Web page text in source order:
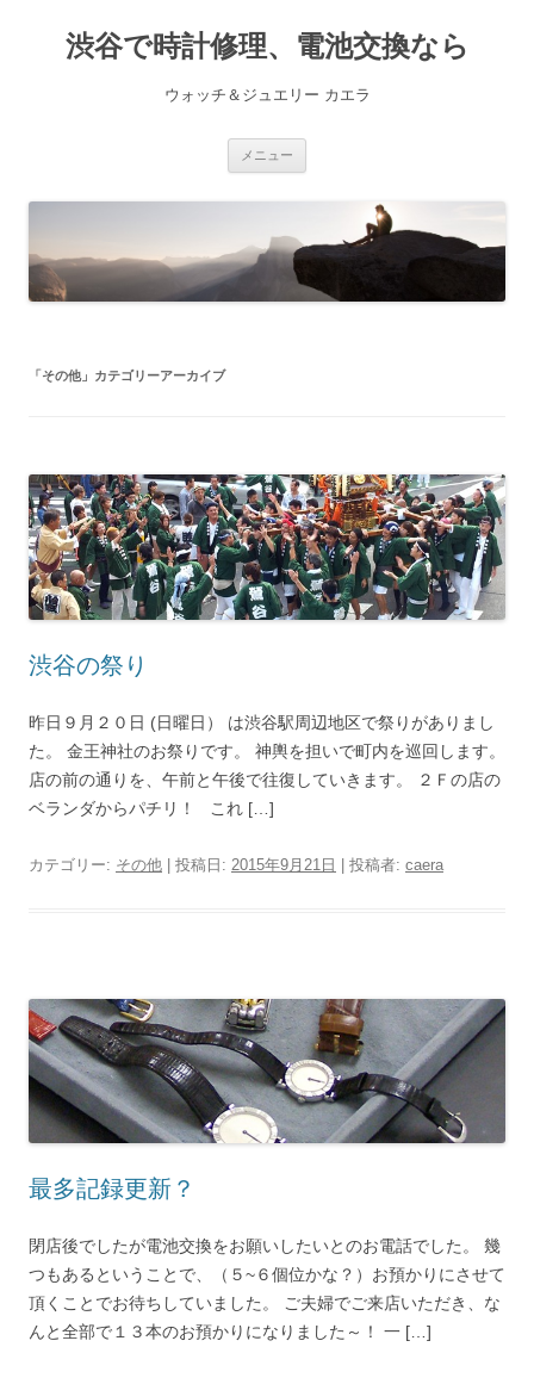
渋谷で時計修理、電池交換なら
ウォッチ＆ジュエリー カエラ
メニュー
ス
キ
プ
「その他」カテゴリーアーカイブ
渋谷の祭り
昨日９月２０日 (日曜日） は渋谷駅周辺地区で祭りがありまし
た。 金王神社のお祭りです。 神輿を担いで町内を巡回します。
店の前の通りを、午前と午後で往復していきます。 ２Ｆの店の
ベランダからパチリ！ これ […]
カテゴリー: その他 | 投稿日: 2015年9月21日 | 投稿者: caera
最多記録更新？
閉店後でしたが電池交換をお願いしたいとのお電話でした。 幾
つもあるということで、（５~６個位かな？）お預かりにさせて
頂くことでお待ちしていました。 ご夫婦でご来店いただき、な
んと全部で１３本のお預かりになりました～！ 一 […]